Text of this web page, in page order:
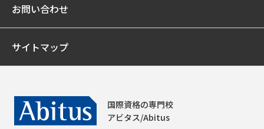
お問い合わせ
サイトマップ
国際資格の専門校
アビタス/Abitus